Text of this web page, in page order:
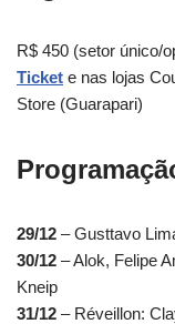
R$ 450 (setor único/
Ticket e nas lojas
Store (Guarapari)
29/12 – Gusttavo
30/12 – Alok, Felipe
Kneip
31/12 – Réveillon: